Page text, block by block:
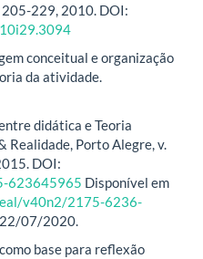
205-229, 2010. DOI:
conceitual e organização
da atividade.
didática e Teoria
Realidade, Porto Alegre, v.
DOI:
623645965 Disponível em
v40n2/2175-6236-
22/07/2020.
base para reflexão